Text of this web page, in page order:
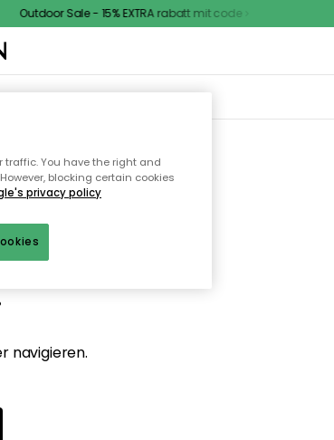
Outdoor Sale - 15% EXTRA rabatt mit code
OUTDOOR-MÖBEL
nicht
navigieren.
You have the right and
blocking certain cookies
privacy policy